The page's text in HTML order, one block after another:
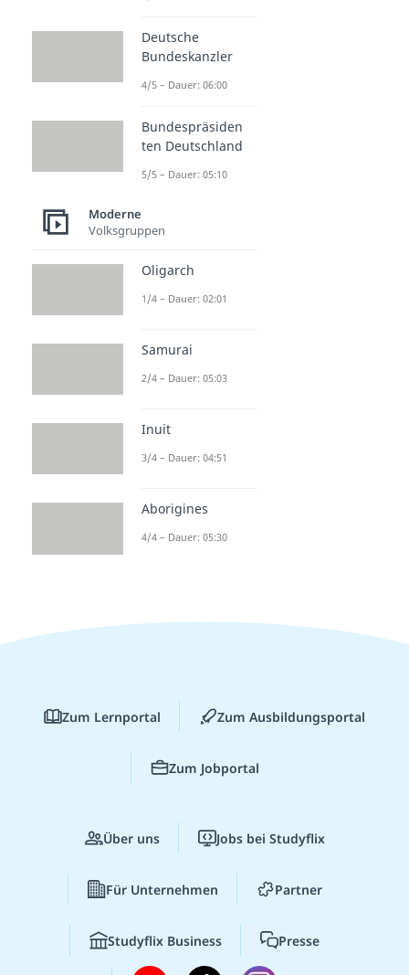
Deutsche
Bundeskanzler
4/5 – Dauer: 06:00
Bundespräsiden
ten Deutschland
5/5 – Dauer: 05:10
Moderne
Volksgruppen
Oligarch
1/4 – Dauer: 02:01
Samurai
2/4 – Dauer: 05:03
Inuit
3/4 – Dauer: 04:51
Aborigines
4/4 – Dauer: 05:30
Zum Lernportal Zum Ausbildungsportal
Zum Jobportal
Über uns Jobs bei Studyflix
Für Unternehmen Partner
Studyflix Business Presse